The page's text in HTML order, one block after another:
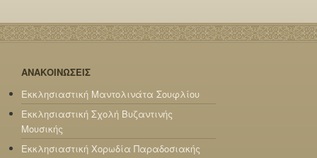
ΑΝΑΚΟΙΝΩΣΕΙΣ
Εκκλησιαστική Μαντολινάτα Σουφλίου
Εκκλησιαστική Σχολή Βυζαντινής
Μουσικής
Εκκλησιαστική Χορωδία Παραδοσιακής